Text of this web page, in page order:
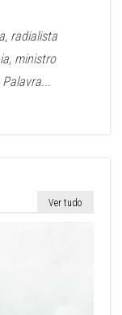
radialista
ministro
Ver tudo